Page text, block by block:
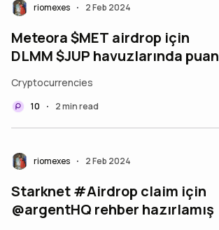
riomexes • 2 Feb 2024
Meteora $MET airdrop için
DLMM $JUP havuzlarında puan
Cryptocurrencies
10 • 2 min read
riomexes • 2 Feb 2024
Starknet #Airdrop claim için
@argentHQ rehber hazırlamış